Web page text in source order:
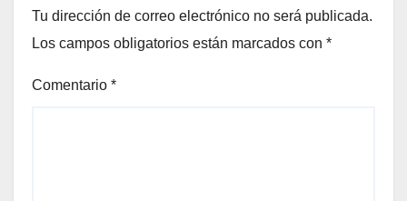
Tu dirección de correo electrónico no será publicada.
Los campos obligatorios están marcados con *
Comentario *